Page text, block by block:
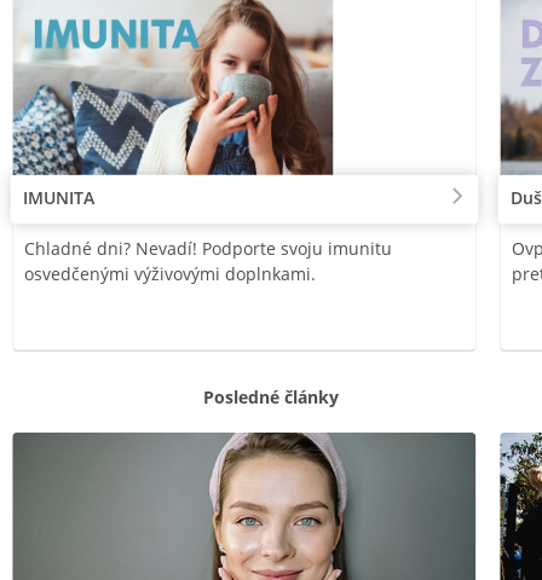
IMUNITA
Chladné dni? Nevadí! Podporte svoju imunitu
osvedčenými výživovými doplnkami.
Posledné články